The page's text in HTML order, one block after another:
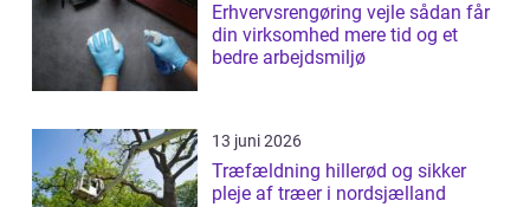
Erhvervsrengøring vejle sådan får
din virksomhed mere tid og et
bedre arbejdsmiljø
13 juni 2026
Træfældning hillerød og sikker
pleje af træer i nordsjælland